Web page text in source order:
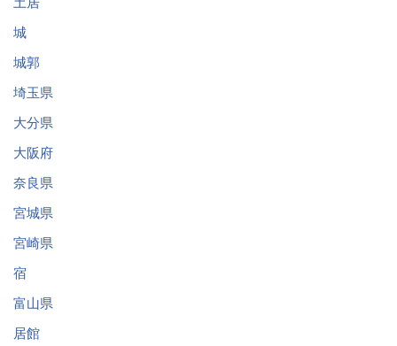
城
城郭
埼玉県
大分県
大阪府
奈良県
宮城県
宮崎県
宿
富山県
居館